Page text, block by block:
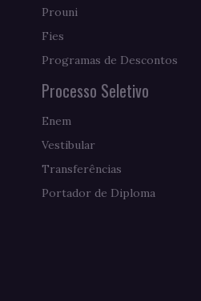
Prouni
Fies
Programas de Descontos
Processo Seletivo
Enem
Vestibular
Transferências
Portador de Diploma